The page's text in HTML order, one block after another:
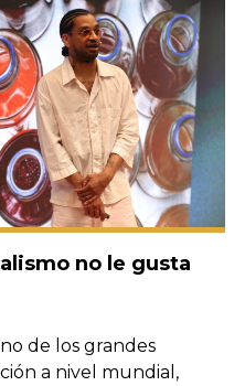
no le gusta
de los grandes
a nivel mundial,